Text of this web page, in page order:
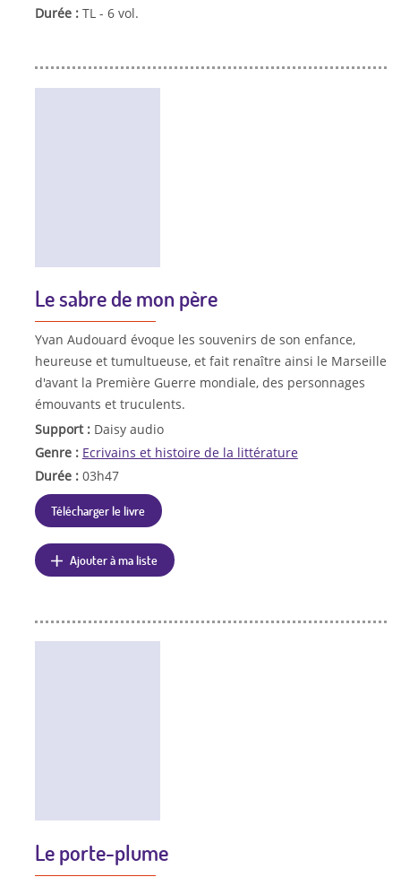
Durée : TL - 6 vol.
Le sabre de mon père
Yvan Audouard évoque les souvenirs de son enfance,
heureuse et tumultueuse, et fait renaître ainsi le Marseille
d'avant la Première Guerre mondiale, des personnages
émouvants et truculents.
Support : Daisy audio
Genre : Ecrivains et histoire de la littérature
Durée : 03h47
Télécharger le livre
Ajouter à ma liste
Le porte-plume